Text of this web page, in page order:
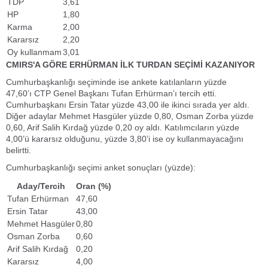
TDP
3,61
HP
1,80
Karma
2,00
Kararsız
2,20
Oy kullanmam3,01
CMIRS'A GÖRE ERHÜRMAN İLK TURDAN SEÇİMİ KAZANIYOR
Cumhurbaşkanlığı seçiminde ise ankete katılanların yüzde
47,60’ı CTP Genel Başkanı Tufan Erhürman’ı tercih etti.
Cumhurbaşkanı Ersin Tatar yüzde 43,00 ile ikinci sırada yer aldı.
Diğer adaylar Mehmet Hasgüler yüzde 0,80, Osman Zorba yüzde
0,60, Arif Salih Kırdağ yüzde 0,20 oy aldı. Katılımcıların yüzde
4,00’ü kararsız olduğunu, yüzde 3,80’i ise oy kullanmayacağını
belirtti.
Cumhurbaşkanlığı seçimi anket sonuçları (yüzde):
Aday/Tercih
Oran (%)
Tufan Erhürman
47,60
Ersin Tatar
43,00
Mehmet Hasgüler0,80
Osman Zorba
0,60
Arif Salih Kırdağ
0,20
Kararsız
4,00